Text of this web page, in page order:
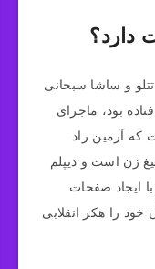
دارد؟
و ساشا سبحانی
بود، ماجرای
که آرمین راد
زن است و دیپلم
ایجاد صفحات
را هکر انقلابی